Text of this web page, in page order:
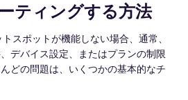
ティングする方法
スポットが機能しない場合、通常、
デバイス設定、またはプランの制限
どの問題は、いくつかの基本的なチ